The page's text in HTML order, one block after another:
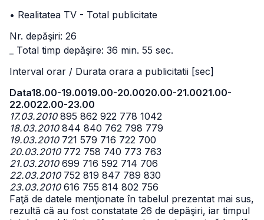
• Realitatea TV - Total publicitate
Nr. depăşiri: 26
_ Total timp depăşire: 36 min. 55 sec.
Interval orar / Durata orara a publicitatii [sec]
Data18.00-19.0019.00-20.0020.00-21.0021.00-
22.0022.00-23.00
17.03.2010895 862 922 778 1042
18.03.2010844 840 762 798 779
19.03.2010721 579 716 722 700
20.03.2010772 758 740 773 763
21.03.2010699 716 592 714 706
22.03.2010752 819 847 789 830
23.03.2010616 755 814 802 756
Faţă de datele menţionate în tabelul prezentat mai sus,
rezultă că au fost constatate 26 de depăşiri, iar timpul